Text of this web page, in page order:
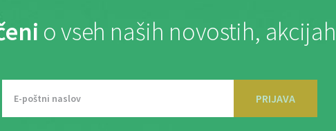
o vseh naših novostih,
PRIJAVA